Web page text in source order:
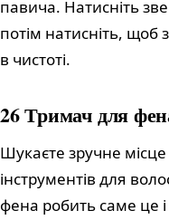
павича. Натисніть
потім натисніть, щоб
в чистоті.
26 Тримач для
Шукаєте зручне місце
інструментів для
фена робить саме це